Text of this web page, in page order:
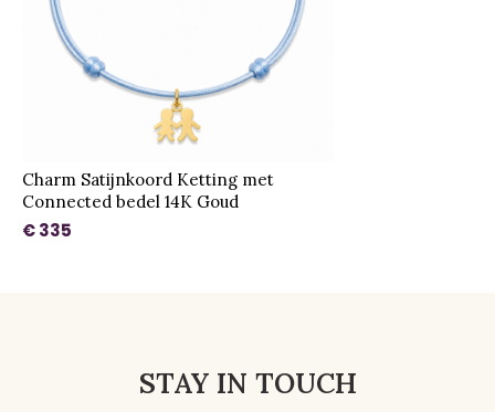
Charm Satijnkoord Ketting met
Connected bedel 14K Goud
€ 335
STAY IN TOUCH